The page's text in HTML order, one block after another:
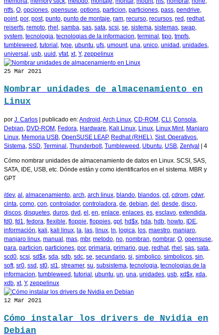
ntfs, O, opciones, opensuse, options, particion, particiones, pass, pendrive,
point, por, post, punto, punto de montaje, ram, recurso, recursos, red , redhat,
reiserfs, remoto, rhel , samba, sas, sata, scsi, se, sistema, sistemas, swap,
system, tecnologia, tecnologias de la informacion, terminal , tipo, tmpfs,
tumbleweed , tutorial , type, ubuntu, ufs, umount, una, unico, unidad , unidades,
universal , usb, uuid , vfat, xt, Y, zeppelinux
25 Mar 2021
Nombrar unidades de almacenamiento en
Linux
por J. Carlos publicado en:Android ,Arch Linux, CD-ROM , CLI , Consola,
Debian, DVD-ROM , Fedora, Hardware, Kali Linux, Linux, Linux Mint, Manjaro
Linux, Memoria USB, OpenSUSE LEAP, Redhat (RHEL), Sist. Operativos,
Sistema, SSD, Terminal , Thunderbolt, Tumbleweed , Ubuntu, USB, Zentyal 4
Cómo nombrar unidades de almacenamiento de datos en Linux. SCSI, SAS,
SATA, IDE, USB, etc. Dónde están y como identificarlos en el sistema. MBR y
GPT
/dev, al , almacenamiento, arch, arch linux, blando, blandos, cd , cdrom, cdwr,
cinta, como, con, controlador, controladora, de, debian, del , desde, disco,
discos, disquetes, duros, dvd , el , en, enlace, enlaces, es, esclavo, extendida,
fd0, fd1, fedora, flexible, floppie, floppies, gpt, hd$x, hda, hdb, howto, IDE,
información, kali, kali linux, la, las, linux, ln, logica, los, maestro, manjaro,
manjaro linux, manual , mas, mbr, metodo, no, nombran, nombrar, O, opensuse,
para, particion, particiones, por, primaria, primario, que, redhat, rhel , sas, sata,
scd0, scsi, sd$x, sda, sdb, sdc, se, secundario, si, simbolico, simbolicos, sin,
soft, sr0, ssd , st0, st1, streamer, su, subsistema, tecnologia, tecnologias de la
informacion, tumbleweed , tutorial , ubuntu, un, una, unidades, usb, xd$x, xda,
xdb, xt, Y, zeppelinux
12 Mar 2021
Cómo instalar los drivers de Nvidia en
Debian